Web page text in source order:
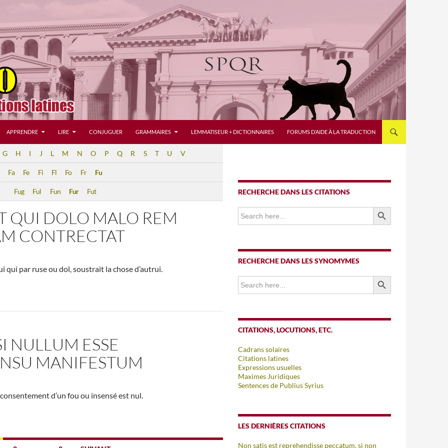
APPRENDRE LIRE CONJUGUER GRAMMAIRES LEMMATISEUR + DICTIONNAIRES FORUMS D’AIDE À LA TRADUCTION
G H I J L M N O P Q R S T U V
Fa Fe Fi Fl Fo Fr Fu
Fug Ful Fun Fur Fut
QUI DOLO MALO REM
CONTRECTAT
qui par ruse ou dol, soustrait la chose d’autrui.
NULLUM ESSE
MANIFESTUM
d’un fou ou insensé est nul.
RECHERCHE DANS LES CITATIONS
Search
for:
SEARCH BUTTON
RECHERCHE DANS LES SYNOMYMES
Search
for:
SEARCH BUTTON
CITATIONS, LOCUTIONS, ETC.
Cadrans solaires
Citations latines
Expressions usuelles
Maximes Juridiques
Sentences de Publius Syrius
LES DERNIÈRES CITATIONS
Non satis est reprehendisse peccatum, si non